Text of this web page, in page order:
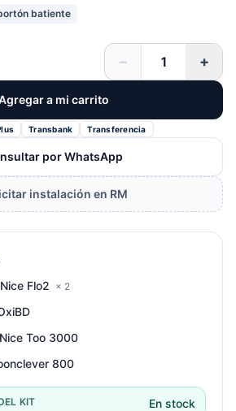
batiente
− +
a mi carrito
Transbank Transferencia
por WhatsApp
instalación en RM
Flo2 × 2
Too 3000
800
KIT En stock